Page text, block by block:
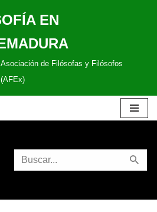
EN
de Filósofas y Filósofos